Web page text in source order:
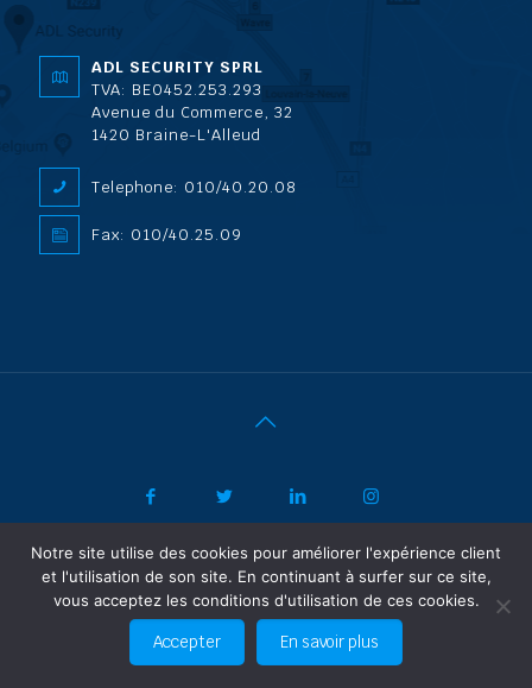
ADL SECURITY SPRL
TVA: BE0452.253.293
Avenue du Commerce, 32
1420 Braine-L'Alleud
Telephone: 010/40.20.08
Fax: 010/40.25.09
© 2022 ADL Security SPRL/BVBA | Politique de confidentialité
Vertrouwelijkheidsbeleid | Powered by SF Concept
FR
Notre site utilise des cookies pour améliorer l'expérience client
et l'utilisation de son site. En continuant à surfer sur ce site,
vous acceptez les conditions d'utilisation de ces cookies.
Accepter En savoir plus